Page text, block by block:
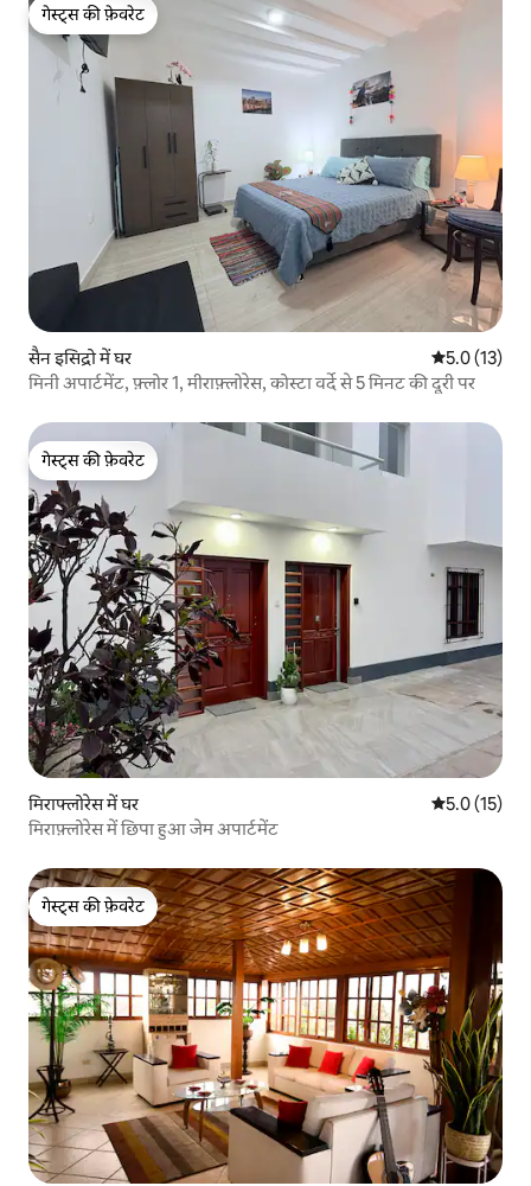
गेस्ट्स की फ़ेवरेट
गेस्ट्स की फ़ेवरेट
सैन इसिद्रो में घर औसत रेटिंग 5
5.0 (13)
मिनी अपार्टमेंट, फ़्लोर 1, मीराफ़्लोरेस, कोस्टा वर्दे से 5 मिनट की दूरी पर
गेस्ट्स की फ़ेवरेट
गेस्ट्स की फ़ेवरेट
मिराफ्लोरेस में घर औसत रेटिंग 5
5.0 (15)
मिराफ़्लोरेस में छिपा हुआ जेम अपार्टमेंट
गेस्ट्स की फ़ेवरेट
गेस्ट्स की फ़ेवरेट